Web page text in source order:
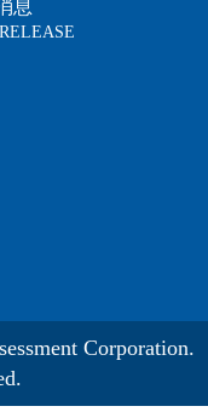
息
Corporation.